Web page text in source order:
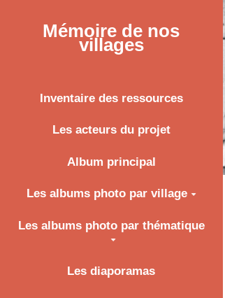
Mémoire de nos
villages
Inventaire des ressources
Les acteurs du projet
Album principal
Les albums photo par village
Les albums photo par thématique
Les diaporamas